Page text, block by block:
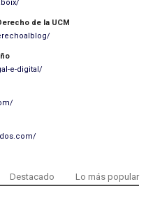
de la UCM
e-digital/
Destacado Lo más popular